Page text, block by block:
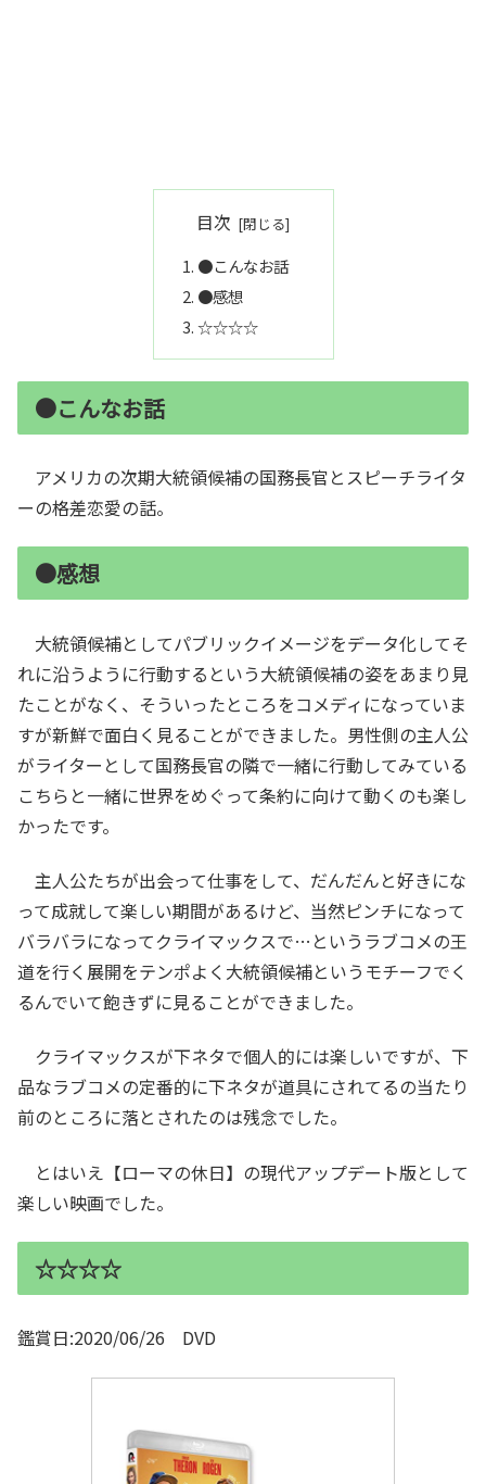
目次
●こんなお話
●感想
☆☆☆☆
●こんなお話
アメリカの次期大統領候補の国務長官とスピーチライタ
ーの格差恋愛の話。
●感想
大統領候補としてパブリックイメージをデータ化してそ
れに沿うように行動するという大統領候補の姿をあまり見
たことがなく、そういったところをコメディになっていま
すが新鮮で面白く見ることができました。男性側の主人公
がライターとして国務長官の隣で一緒に行動してみている
こちらと一緒に世界をめぐって条約に向けて動くのも楽し
かったです。
主人公たちが出会って仕事をして、だんだんと好きにな
って成就して楽しい期間があるけど、当然ピンチになって
バラバラになってクライマックスで…というラブコメの王
道を行く展開をテンポよく大統領候補というモチーフでく
るんでいて飽きずに見ることができました。
クライマックスが下ネタで個人的には楽しいですが、下
品なラブコメの定番的に下ネタが道具にされてるの当たり
前のところに落とされたのは残念でした。
とはいえ【ローマの休日】の現代アップデート版として
楽しい映画でした。
☆☆☆☆
鑑賞日:2020/06/26 DVD